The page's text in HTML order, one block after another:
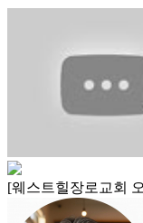
[웨스트힐장로교회